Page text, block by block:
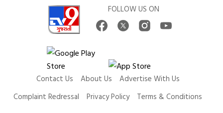
FOLLOW US ON
Contact Us About Us
Advertise With Us
Complaint Redressal
Privacy Policy
Terms & Conditions